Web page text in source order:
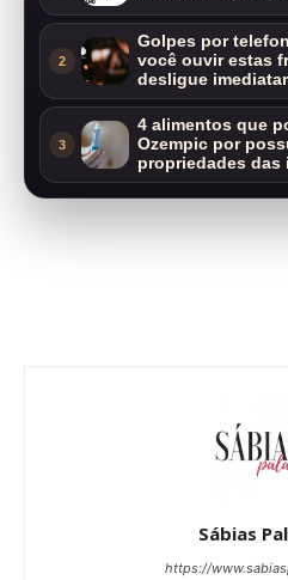
2
Golpes por
você ouvir estas
desligue
3
4 alimentos que
Ozempic por
propriedades das
Sábias
https://